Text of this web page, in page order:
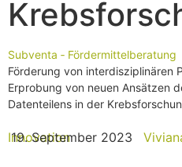
Subventa ‐ Fördermittelberatung
Förderung von interdisziplinären
Erprobung von neuen Ansätzen
Datenteilens in der
Innovation
19. September 2023